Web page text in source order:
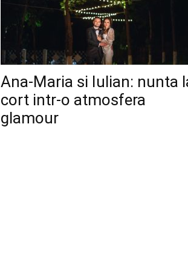
Ana-Maria si Iulian: nunta
cort intr-o atmosfera
glamour